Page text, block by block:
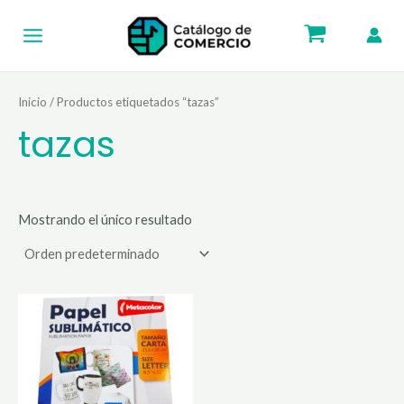
Menu
Inicio / Productos etiquetados “tazas”
tazas
Mostrando el único resultado